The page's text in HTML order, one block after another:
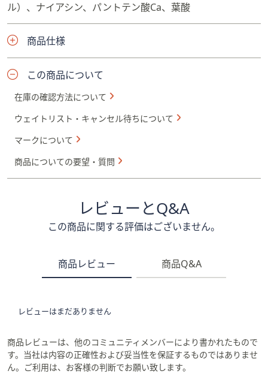
ル）、ナイアシン、パントテン酸Ca、葉酸
商品仕様
この商品について
在庫の確認方法について
ウェイトリスト・キャンセル待ちについて
マークについて
商品についての要望・質問
レビューとQ&A
この商品に関する評価はございません。
商品レビュー 商品Q&A
レビューはまだありません
商品レビューは、他のコミュニティメンバーにより書かれたもので
す。当社は内容の正確性および妥当性を保証するものではありませ
ん。ご利用は、お客様の判断でお願い致します。